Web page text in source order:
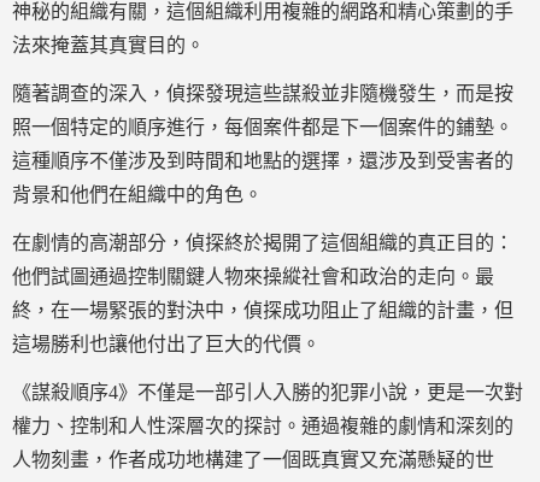
神秘的組織有關，這個組織利用複雜的網路和精心策劃的手
法來掩蓋其真實目的。
隨著調查的深入，偵探發現這些謀殺並非隨機發生，而是按
照一個特定的順序進行，每個案件都是下一個案件的鋪墊。
這種順序不僅涉及到時間和地點的選擇，還涉及到受害者的
背景和他們在組織中的角色。
在劇情的高潮部分，偵探終於揭開了這個組織的真正目的：
他們試圖通過控制關鍵人物來操縱社會和政治的走向。最
終，在一場緊張的對決中，偵探成功阻止了組織的計畫，但
這場勝利也讓他付出了巨大的代價。
《謀殺順序4》不僅是一部引人入勝的犯罪小說，更是一次對
權力、控制和人性深層次的探討。通過複雜的劇情和深刻的
人物刻畫，作者成功地構建了一個既真實又充滿懸疑的世